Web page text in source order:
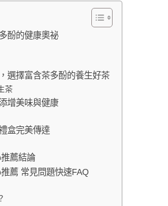
酚的健康奧祕
選擇富含茶多酚的養生好茶
茶
增美味與健康
盒完美傳達
薦結論
薦 常見問題快速FAQ